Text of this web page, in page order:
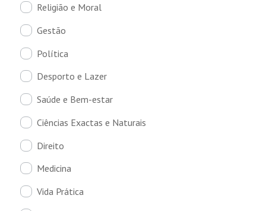
Religião e Moral
Gestão
Política
Desporto e Lazer
Saúde e Bem-estar
Ciências Exactas e Naturais
Direito
Medicina
Vida Prática